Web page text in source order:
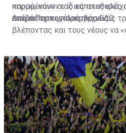
κορμό, κάνοντας κάποιες
απαραίτητες παρεμβάσεις.
παραμένουν οι ίδιες σταθερές
ενώ ο Πορτογάλος τεχνικός
βλέποντας και τους νέους να
Διαβάστε περισσότεραΕΔΩ.